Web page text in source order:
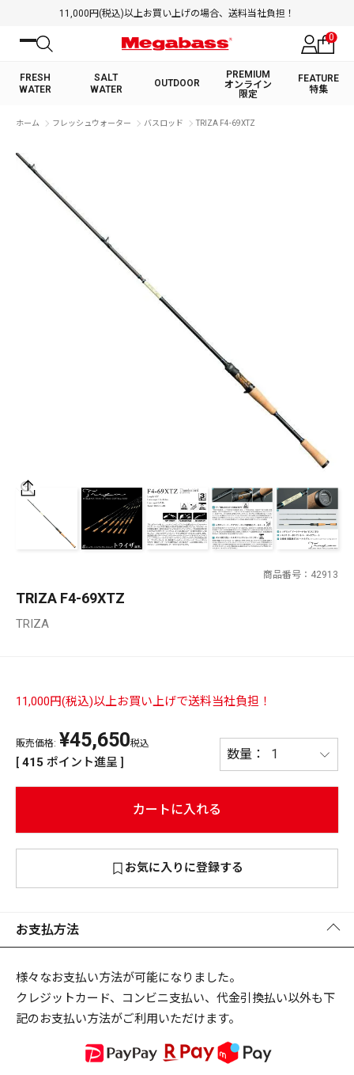
11,000円(税込)以上お買い上げの場合、送料当社負担！
0
FRESH
WATER
SALT
WATER
OUTDOOR
PREMIUM
オンライン
限定
FEATURE
特集
絞り込み検索
キーワード
PREMIUM オンライン限定
価格 ¥ ～¥
PREMIUM ［ オンライン限定 ］
PREMIUM
新作
リセット この内容で検索する
ホーム フレッシュウォーター バスロッド TRIZA F4-69XTZ
商品番号 42913
TRIZA F4-69XTZ
TRIZA
11,000円(税込)以上お買い上げで送料当社負担！
販売価格: ¥45,650税込
[ 415 ポイント進呈 ]
カートに入れる
お気に入りに登録する
お支払方法
様々なお支払い方法が可能になりました。
クレジットカード、コンビニ支払い、代金引換払い以外も下
記のお支払い方法がご利用いただけます。